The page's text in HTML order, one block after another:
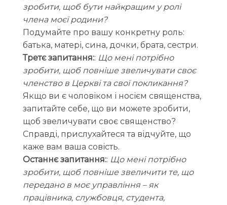
зробити, щоб бути найкращим у ролі
члена моєї родини?
Подумайте про вашу конкретну роль:
батька, матері, сина, дочки, брата, сестри.
Третє запитання:: Що мені потрібно
зробити, щоб повніше звеличувати своє
членство в Церкві та свої покликання?
Якщо ви є чоловіком і носієм священства,
запитайте себе, що ви можете зробити,
щоб звеличувати своє священство?
Справді, прислухайтеся та відчуйте, що
каже вам ваша совість.
Останнє запитання:: Що мені потрібно
зробити, щоб повніше звеличити те, що
передано в моє управління – як
працівника, службовця, студента,